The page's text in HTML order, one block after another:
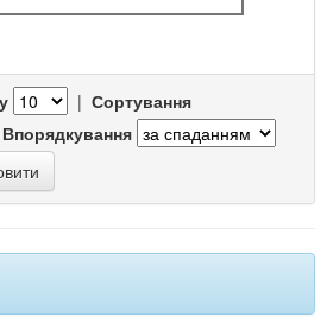
| Сортування
Впорядкування